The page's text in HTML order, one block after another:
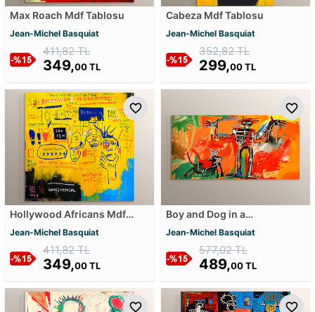
Max Roach Mdf Tablosu
Jean-Michel Basquiat
411,82 TL
349,00 TL
Cabeza Mdf Tablosu
Jean-Michel Basquiat
352,82 TL
299,00 TL
Hollywood Africans Mdf
Tablosu
Jean-Michel Basquiat
411,82 TL
349,00 TL
Boy and Dog in a
Johnnypump Mdf Tablosu
Jean-Michel Basquiat
577,02 TL
489,00 TL